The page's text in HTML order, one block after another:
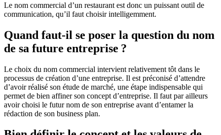
Le nom commercial d’un restaurant est donc un puissant outil de
communication, qu’il faut choisir intelligemment.
Quand faut-il se poser la question du nom
de sa future entreprise ?
Le choix du nom commercial intervient relativement tôt dans le
processus de création d’une entreprise. Il est préconisé d’attendre
d’avoir réalisé son étude de marché, une étape indispensable qui
permet de bien affiner son concept d’entreprise. Il faut par ailleurs
avoir choisi le futur nom de son entreprise avant d’entamer la
rédaction de son business plan.